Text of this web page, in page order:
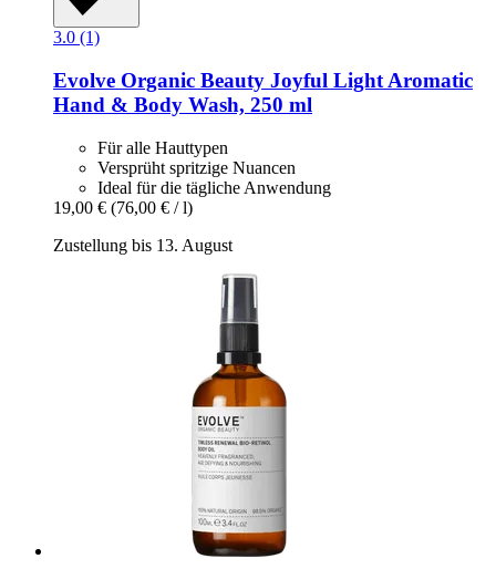
3.0 (1)
Evolve Organic Beauty Joyful Light Aromatic
Hand & Body Wash, 250 ml
Für alle Hauttypen
Versprüht spritzige Nuancen
Ideal für die tägliche Anwendung
19,00 € (76,00 € / l)
Zustellung bis 13. August